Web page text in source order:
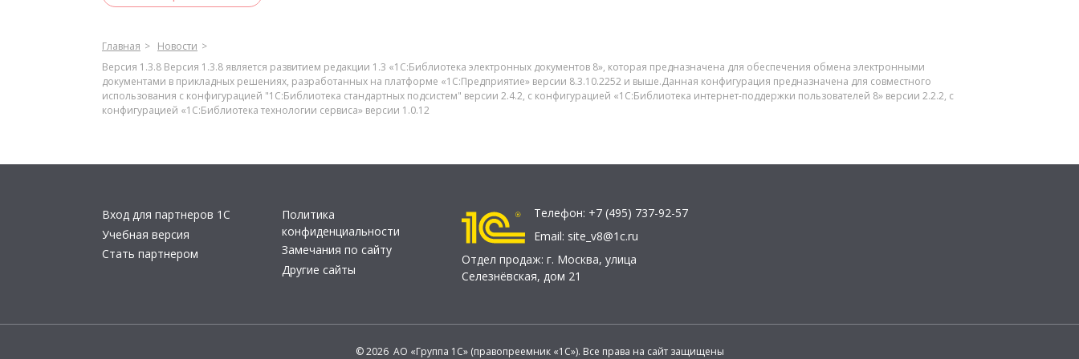
Главная
Новости
Версия 1.3.8 Версия 1.3.8 является развитием редакции 1.3 «1С:Библиотека электронных документов 8», которая предназначена для обеспечения обмена электронными
документами в прикладных решениях, разработанных на платформе «1С:Предприятие» версии 8.3.10.2252 и выше.Данная конфигурация предназначена для совместного
использования с конфигурацией "1С:Библиотека стандартных подсистем" версии 2.4.2, с конфигурацией «1С:Библиотека интернет-поддержки пользователей 8» версии 2.2.2, с
конфигурацией «1С:Библиотека технологии сервиса» версии 1.0.12
Вход для партнеров 1С
Учебная версия
Стать партнером
Политика
конфиденциальности
Замечания по сайту
Другие сайты
Телефон: +7 (495) 737-92-57
Email: site_v8@1c.ru
Отдел продаж: г. Москва, улица
Селезнёвская, дом 21
© 2026 АО «Группа 1С» (правопреемник «1С»). Все права на сайт защищены